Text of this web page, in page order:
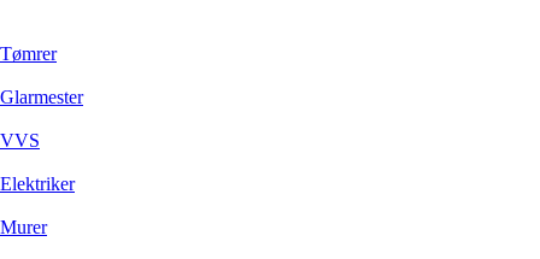
Tømrer
Glarmester
VVS
Elektriker
Murer